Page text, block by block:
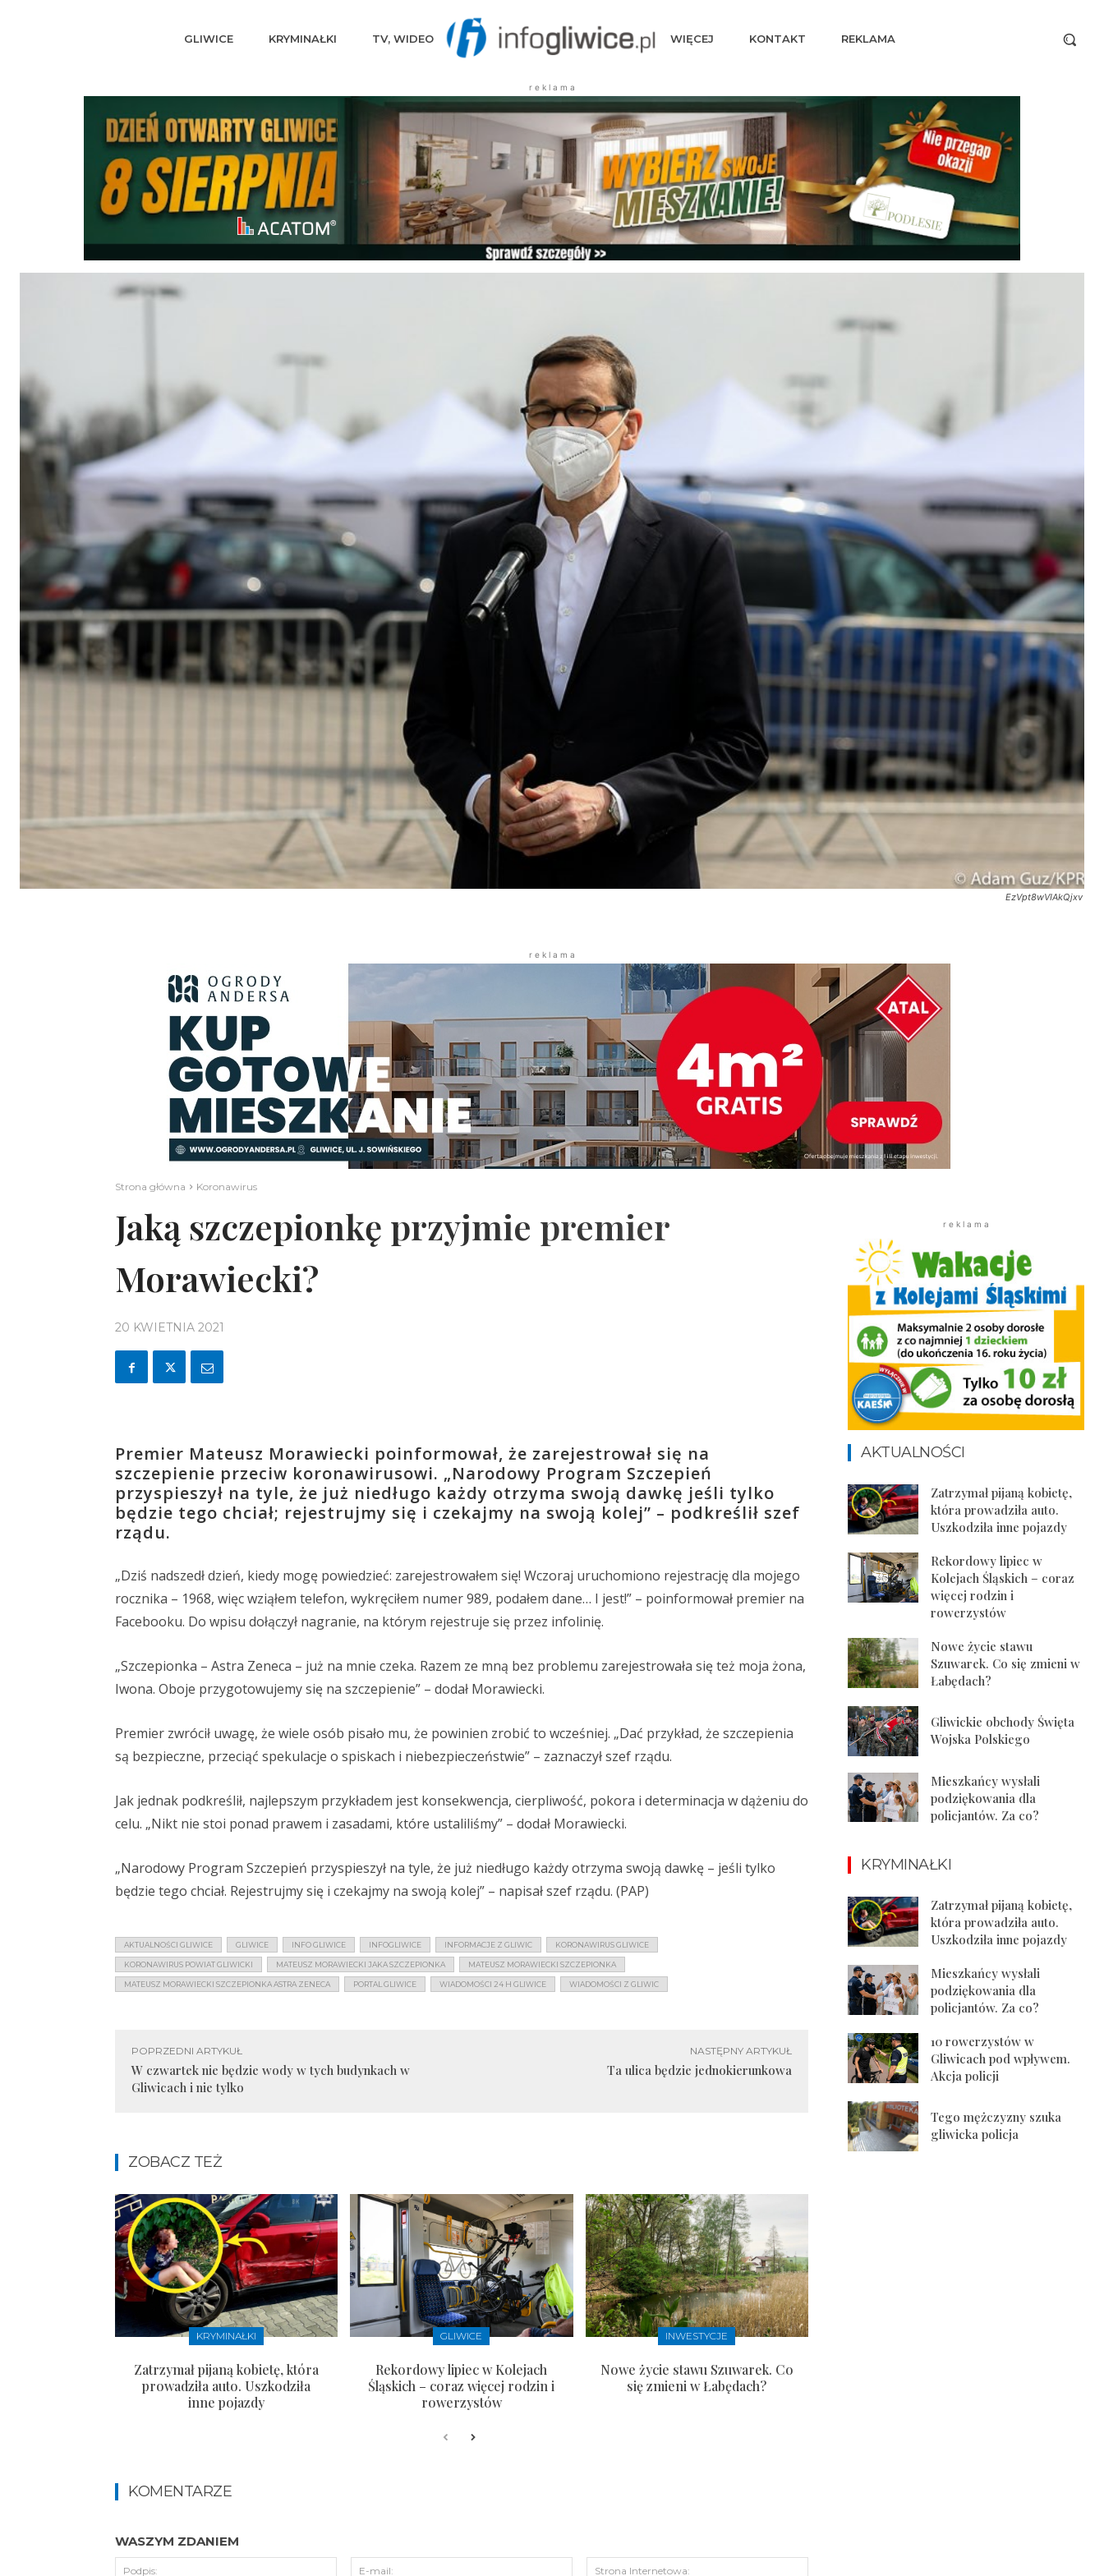
GLIWICE KRYMINAŁKI TV, WIDEO WIĘCEJ KONTAKT REKLAMA
r e k l a m a
EzVpt8wVIAkQjxv
r e k l a m a
Strona główna Koronawirus
Jaką szczepionkę przyjmie premier
Morawiecki?
20 KWIETNIA 2021
Premier Mateusz Morawiecki poinformował, że zarejestrował się na
szczepienie przeciw koronawirusowi. „Narodowy Program Szczepień
przyspieszył na tyle, że już niedługo każdy otrzyma swoją dawkę jeśli tylko
będzie tego chciał; rejestrujmy się i czekajmy na swoją kolej” – podkreślił szef
rządu.
„Dziś nadszedł dzień, kiedy mogę powiedzieć: zarejestrowałem się! Wczoraj uruchomiono rejestrację dla mojego
rocznika – 1968, więc wziąłem telefon, wykręciłem numer 989, podałem dane… I jest!” – poinformował premier na
Facebooku. Do wpisu dołączył nagranie, na którym rejestruje się przez infolinię.
„Szczepionka – Astra Zeneca – już na mnie czeka. Razem ze mną bez problemu zarejestrowała się też moja żona,
Iwona. Oboje przygotowujemy się na szczepienie” – dodał Morawiecki.
Premier zwrócił uwagę, że wiele osób pisało mu, że powinien zrobić to wcześniej. „Dać przykład, że szczepienia
są bezpieczne, przeciąć spekulacje o spiskach i niebezpieczeństwie” – zaznaczył szef rządu.
Jak jednak podkreślił, najlepszym przykładem jest konsekwencja, cierpliwość, pokora i determinacja w dążeniu do
celu. „Nikt nie stoi ponad prawem i zasadami, które ustaliliśmy” – dodał Morawiecki.
„Narodowy Program Szczepień przyspieszył na tyle, że już niedługo każdy otrzyma swoją dawkę – jeśli tylko
będzie tego chciał. Rejestrujmy się i czekajmy na swoją kolej” – napisał szef rządu. (PAP)
AKTUALNOŚCI GLIWICE GLIWICE INFO GLIWICE INFOGLIWICE INFORMACJE Z GLIWIC KORONAWIRUS GLIWICE
KORONAWIRUS POWIAT GLIWICKI MATEUSZ MORAWIECKI JAKA SZCZEPIONKA MATEUSZ MORAWIECKI SZCZEPIONKA
MATEUSZ MORAWIECKI SZCZEPIONKA ASTRA ZENECA PORTAL GLIWICE WIADOMOŚCI 24 H GLIWICE WIADOMOŚCI Z GLIWIC
POPRZEDNI ARTYKUŁ
W czwartek nie będzie wody w tych budynkach w
Gliwicach i nie tylko
NASTĘPNY ARTYKUŁ
Ta ulica będzie jednokierunkowa
ZOBACZ TEŻ
KRYMINAŁKI
Zatrzymał pijaną kobietę, która
prowadziła auto. Uszkodziła
inne pojazdy
GLIWICE
Rekordowy lipiec w Kolejach
Śląskich – coraz więcej rodzin i
rowerzystów
INWESTYCJE
Nowe życie stawu Szuwarek. Co
się zmieni w Łabędach?
KOMENTARZE
WASZYM ZDANIEM
Podpis:
r e k l a m a
AKTUALNOŚCI
Zatrzymał pijaną kobietę,
która prowadziła auto.
Uszkodziła inne pojazdy
Rekordowy lipiec w
Kolejach Śląskich – coraz
więcej rodzin i
rowerzystów
Nowe życie stawu
Szuwarek. Co się zmieni w
Łabędach?
Gliwickie obchody Święta
Wojska Polskiego
Mieszkańcy wysłali
podziękowania dla
policjantów. Za co?
KRYMINAŁKI
Zatrzymał pijaną kobietę,
która prowadziła auto.
Uszkodziła inne pojazdy
Mieszkańcy wysłali
podziękowania dla
policjantów. Za co?
10 rowerzystów w
Gliwicach pod wpływem.
Akcja policji
Tego mężczyzny szuka
gliwicka policja